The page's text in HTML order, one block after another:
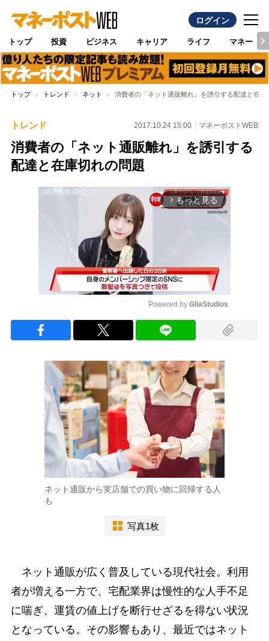
ログイン
トップ 投資 ビジネス キャリア ライフ マネー
トップ トレンド ネット 消費者の「ネット通販離れ」を誘引する配達と在庫
トレンド 2017.10.24 15:00 マネーポストWEB
消費者の「ネット通販離れ」を誘引する
配達と在庫切れの問題
arrow_forward_ios もっと見る
Powered by GliaStudios
ネット通販から実店舗での買い物に回帰する人
も
写真1枚
ネット通販が広く普及している現代社会。利用
者が増える一方で、宅配業界は慢性的な人手不足
に喘ぎ、運賃の値上げを断行せざるを得ない状況
となっている。その影響もあり、最近ではネット